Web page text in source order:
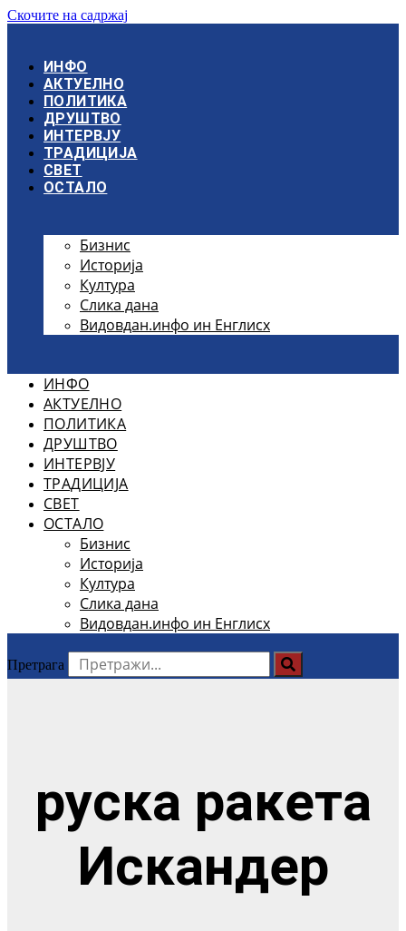
Скочите на садржај
ИНФО
АКТУЕЛНО
ПОЛИТИКА
ДРУШТВО
ИНТЕРВЈУ
ТРАДИЦИЈА
СВЕТ
ОСТАЛО
Бизнис
Историја
Култура
Слика дана
Видовдан.инфо ин Енглисх
ИНФО
АКТУЕЛНО
ПОЛИТИКА
ДРУШТВО
ИНТЕРВЈУ
ТРАДИЦИЈА
СВЕТ
ОСТАЛО
Бизнис
Историја
Култура
Слика дана
Видовдан.инфо ин Енглисх
Претрага
руска ракета
Искандер